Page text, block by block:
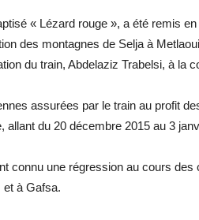
« Lézard rouge », a été remis
des montagnes de Selja à
du train, Abdelaziz Trabelsi, à la
assurées par le train au profit
allant du 20 décembre 2015 au 3
connu une régression au cours
et à Gafsa.